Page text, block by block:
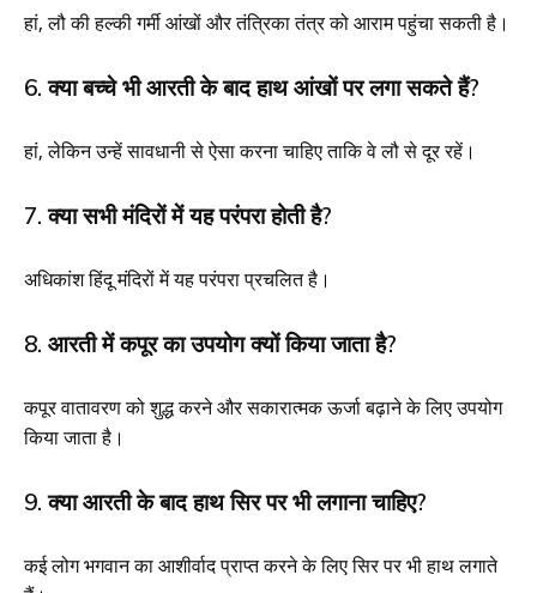
हां, लौ की हल्की गर्मी आंखों और तंत्रिका तंत्र को आराम पहुंचा सकती है।
6. क्या बच्चे भी आरती के बाद हाथ आंखों पर लगा सकते हैं?
हां, लेकिन उन्हें सावधानी से ऐसा करना चाहिए ताकि वे लौ से दूर रहें।
7. क्या सभी मंदिरों में यह परंपरा होती है?
अधिकांश हिंदू मंदिरों में यह परंपरा प्रचलित है।
8. आरती में कपूर का उपयोग क्यों किया जाता है?
कपूर वातावरण को शुद्ध करने और सकारात्मक ऊर्जा बढ़ाने के लिए उपयोग
किया जाता है।
9. क्या आरती के बाद हाथ सिर पर भी लगाना चाहिए?
कई लोग भगवान का आशीर्वाद प्राप्त करने के लिए सिर पर भी हाथ लगाते